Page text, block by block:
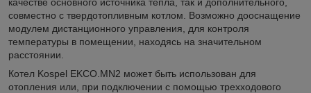
совместно с твердотопливным котлом. Возможно дооснащение
модулем дистанционного управления, для контроля
температуры в помещении, находясь на значительном
расстоянии.
Котел Kospel EKCO.MN2 может быть использован для
отопления или, при подключении с помощью трехходового